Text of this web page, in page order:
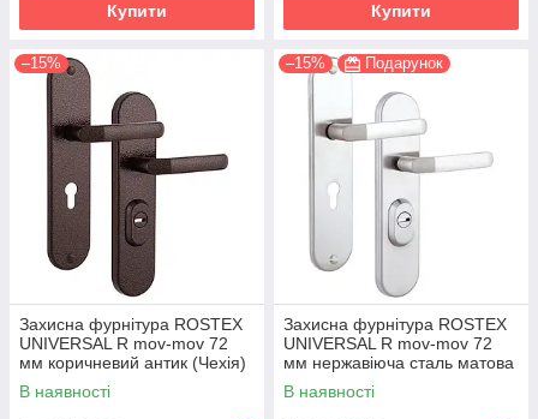
Купити Купити
–15%
Захисна фурнітура ROSTEX
UNIVERSAL R mov-mov 72
мм коричневий антик (Чехія)
В наявності
–15% Подарунок
Захисна фурнітура ROSTEX
UNIVERSAL R mov-mov 72
мм нержавіюча сталь матова
3 клас (Чехія)
В наявності